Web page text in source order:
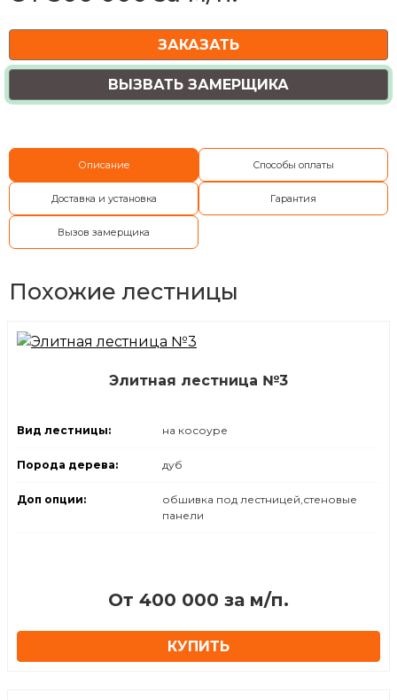
ЗАКАЗАТЬ
ВЫЗВАТЬ ЗАМЕРЩИКА
Описание Способы оплаты
Доставка и установка Гарантия
Вызов замерщика
Похожие лестницы
Элитная лестница №3
Вид лестницы: на косоуре
Порода дерева: дуб
Доп опции:
обшивка под лестницей,стеновые
панели
⁠От 400 000 за м/п.
КУПИТЬ